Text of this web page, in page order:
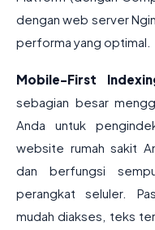
dengan web server
performa yang optimal.
Mobile-First
sebagian besar
Anda untuk
website rumah sakit
dan berfungsi
perangkat seluler.
mudah diakses, teks